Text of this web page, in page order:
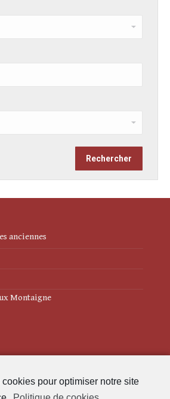
pour optimiser notre site
anciennes
Montaigne
(UE)